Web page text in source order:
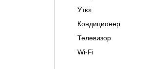
Утюг
Кондиционер
Телевизор
Wi-Fi